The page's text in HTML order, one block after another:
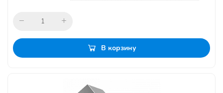
В корзину